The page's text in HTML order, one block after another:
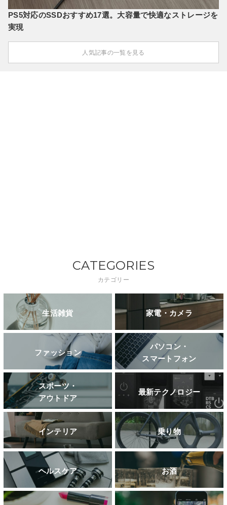
PS5対応のSSDおすすめ17選。大容量で快適なストレージを
実現
人気記事の一覧を見る
CATEGORIES
カテゴリー
生活雑貨 家電・カメラ
ファッション
パソコン・
スマートフォン
スポーツ・
アウトドア
最新テクノロジー
インテリア 乗り物
ヘルスケア お酒